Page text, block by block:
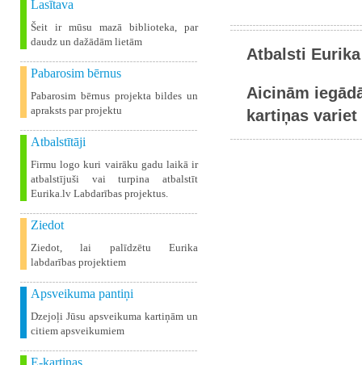
Lasītava
Šeit ir mūsu mazā biblioteka, par
daudz un dažādām lietām
Pabarosim bērnus
Pabarosim bērnus projekta bildes un
apraksts par projektu
Atbalstītāji
Firmu logo kuri vairāku gadu laikā ir
atbalstījuši vai turpina atbalstīt
Eurika.lv Labdarības projektus.
Ziedot
Ziedot, lai palīdzētu Eurika
labdarības projektiem
Apsveikuma pantiņi
Dzejoļi Jūsu apsveikuma kartiņām un
citiem apsveikumiem
E-kartiņas
Atbalsti
Aicinām
kartiņas variet